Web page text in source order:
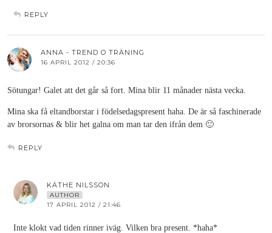
REPLY
ANNA - TREND O TRÄNING
16 APRIL 2012 / 20:36
Sötungar! Galet att det går så fort. Mina blir 11 månader nästa vecka.
Mina ska få eltandborstar i födelsedagspresent haha. De är så faschinerade
av brorsornas & blir het galna om man tar den ifrån dem 🙂
REPLY
KÄTHE NILSSON
AUTHOR
17 APRIL 2012 / 21:46
Inte klokt vad tiden rinner iväg. Vilken bra present. *haha*